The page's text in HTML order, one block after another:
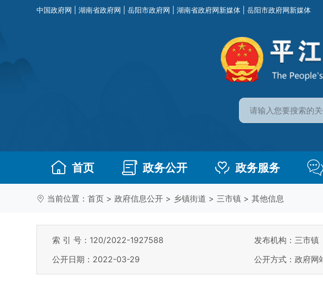
中国政府网 湖南省政府网 岳阳市政府网 湖南省政府网新媒体 岳阳市政府网新媒体
首页 政务公开 政务服务
当前位置： 首页 > 政府信息公开 > 乡镇街道 > 三市镇 > 其他信息
索 引 号：120/2022-1927588 发布机构：三市镇
公开日期：2022-03-29
公开方式：政府网